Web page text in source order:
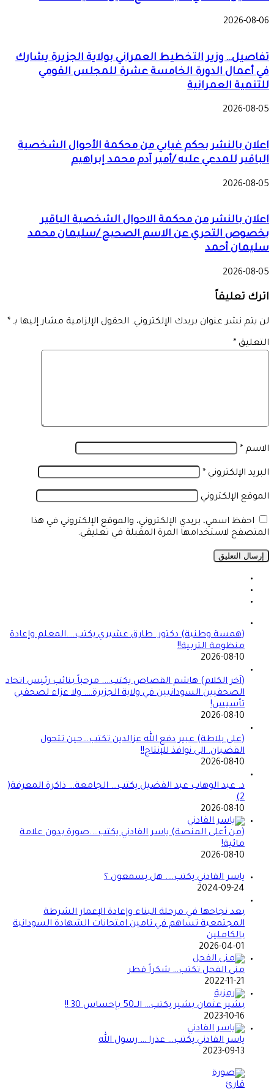
2026-08-06
تفاصيل… وزير التخطيط العمراني بولاية الجزيرة يشارك
في أعمال الدورة الخامسة عشرة للمجلس القومي
للتنمية العمرانية
2026-08-05
اعلان بالنشر بحكم غيابي من محكمة الأحوال الشخصية
الباقير للمدعي عليه /أمير آدم محمد إبراهيم
2026-08-05
اعلان بالنشر من محكمة الاحوال الشخصية الباقير
بخصوص التحري عن الاسم الصحيح /سليمان محمد
سليمان أحمد
2026-08-05
اترك تعليقاً
لن يتم نشر عنوان بريدك الإلكتروني. الحقول الإلزامية مشار إليها بـ *
التعليق *
الاسم *
البريد الإلكتروني *
الموقع الإلكتروني
احفظ اسمي، بريدي الإلكتروني، والموقع الإلكتروني في هذا
المتصفح لاستخدامها المرة المقبلة في تعليقي.
(همسة وطنية) دكتور. طارق عشيري يكتب….المعلم وإعادة
منظومة التربية!!
2026-08-10
(آخر الكلام) هاشم القصاص يكتب…. مرحباً بنائب رئيس اتحاد
الصحفيين السودانيين في ولاية الجزيرة…. ولا عزاء لصحفيي
تأسيس!
2026-08-10
(على بلاطة) عبير دفع الله عزالدين تكتب…حين تتحول
القضبان..الى نوافذ للإنتاج!!
2026-08-10
د. عبد الوهاب عبد الفضيل يكتب… الجامعة… ذاكرة المعرفة(
2)
2026-08-10
(من أعلى المنصة) ياسر الفادني يكتب….صورة بدون علامة
مائية!
2026-08-10
ياسر الفادني يكتب…. هل يسمعون ؟
2024-09-24
بعد نجاحها في مرحلة البناء وإعادة الإعمار الشرطة
المجتمعية تساهم في تامين امتحانات الشهادة السودانية
بالكاملين
2026-04-01
منى الفحل تكتب… شكراً قطر
2022-11-21
بشير عثمان بشير يكتب… الــ50 بإحساس 30 !!
2023-10-16
ياسر الفادني يكتب… عذرا … رسول الله
2023-09-13